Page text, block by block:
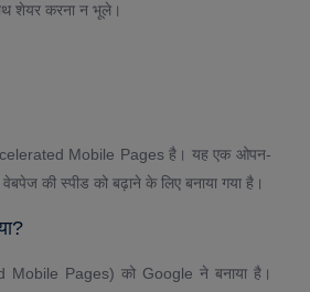
शेयर करना न भूले।
Mobile Pages है। यह एक ओपन-
की स्पीड को बढ़ाने के लिए बनाया गया है।
Mobile Pages) को Google ने बनाया है।